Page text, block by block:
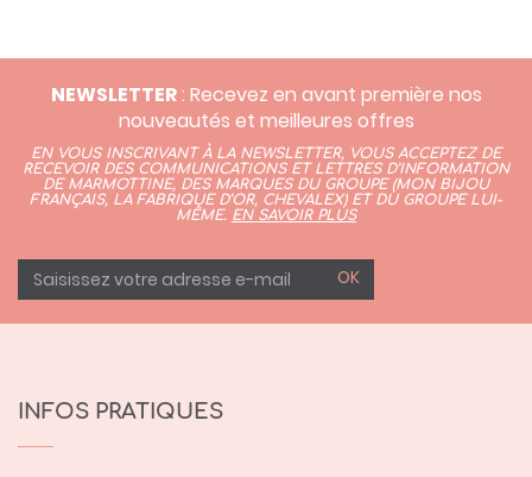
NEWSLETTER: Recevez en avant première nos
nouveautés et meilleures offres
EN VOUS INSCRIVANT À LA NEWSLETTER, VOUS ACCEPTEZ DE
RECEVOIR DES COMMUNICATIONS ET LETTRES D’INFORMATION
DE MARMOTTINE, DES MARQUES DU GROUPE (MON BIJOU
FRANÇAIS, LA FABRIQUE D’OR, CHEVALEX)ET DU GROUPE LUI-
MÊME. EN SAVOIR PLUS
OK
INFOS PRATIQUES